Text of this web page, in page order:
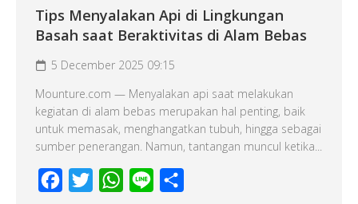
Tips Menyalakan Api di Lingkungan
Basah saat Beraktivitas di Alam Bebas
5 December 2025 09:15
Mounture.com — Menyalakan api saat melakukan
kegiatan di alam bebas merupakan hal penting, baik
untuk memasak, menghangatkan tubuh, hingga sebagai
sumber penerangan. Namun, tantangan muncul ketika...
Facebook
Twitter WhatsApp
Line